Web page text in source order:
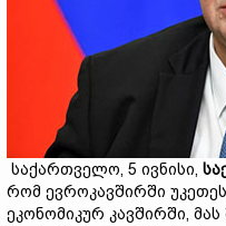
საქართველო, 5 ივნისი,
რომ ევროკავშირში
ეკონომიკურ კავშირში,